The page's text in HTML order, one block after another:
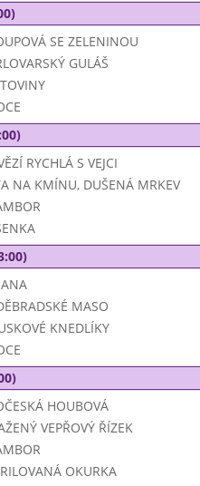
SE ZELENINOU
GULÁŠ
RYCHLÁ S VEJCI
NA KMÍNU, DUŠENÁ MRKEV
MASO
KNEDLÍKY
HOUBOVÁ
VEPŘOVÝ ŘÍZEK
OKURKA